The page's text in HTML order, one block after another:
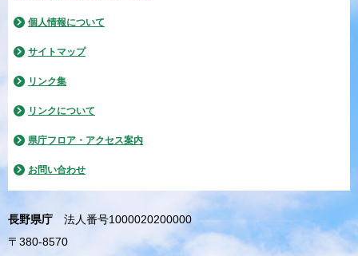
個人情報について
サイトマップ
リンク集
リンクについて
県庁フロア・アクセス案内
お問い合わせ
長野県庁
法人番号1000020200000
〒380-8570